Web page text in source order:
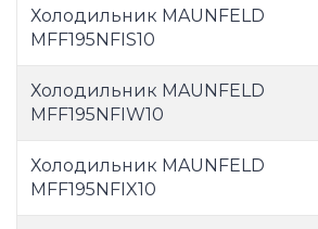
Холодильник MAUNFELD
MFF195NFIS10
Холодильник MAUNFELD
MFF195NFIW10
Холодильник MAUNFELD
MFF195NFIX10